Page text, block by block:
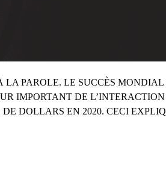
PAROLE. LE SUCCÈS MONDIAL
IMPORTANT DE
DOLLARS EN 2020. CECI